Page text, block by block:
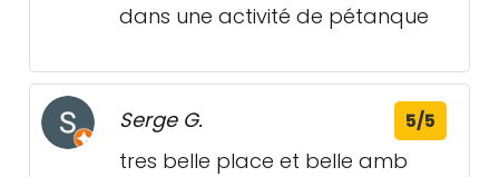
dans une activité de pétanque
Serge G. 5/5
tres belle place et belle amb